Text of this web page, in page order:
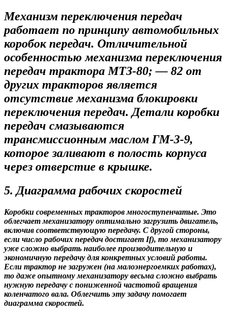
Механизм переключения передач
работает по принципу автомобильных
коробок передач. Отличительной
особенностью механизма переключения
передач трактора МТЗ-80; — 82 от
других тракторов является
отсутствие механизма блокировки
переключения передач. Детали коробки
передач смазываются
трансмиссионным маслом ГМ-3-9,
которое заливают в полость корпуса
через отверстие в крышке.
5. Диаграмма рабочих скоростей
Коробки современных тракторов многоступенчатые. Это
облегчает механизатору оптимально загрузить двигатель,
включив соответствующую передачу. С другой стороны,
если число рабочих передач достигает If), то механизатору
уже сложно выбрать наиболее производительную и
экономичную передачу для конкретных условий работы.
Если трактор не загружен (на малоэнергоемких работах),
то даже опытному механизатору весьма сложно выбрать
нужную передачу с пониженной частотой вращения
коленчатого вала. Облегчить эту задачу помогает
диаграмма скоростей.